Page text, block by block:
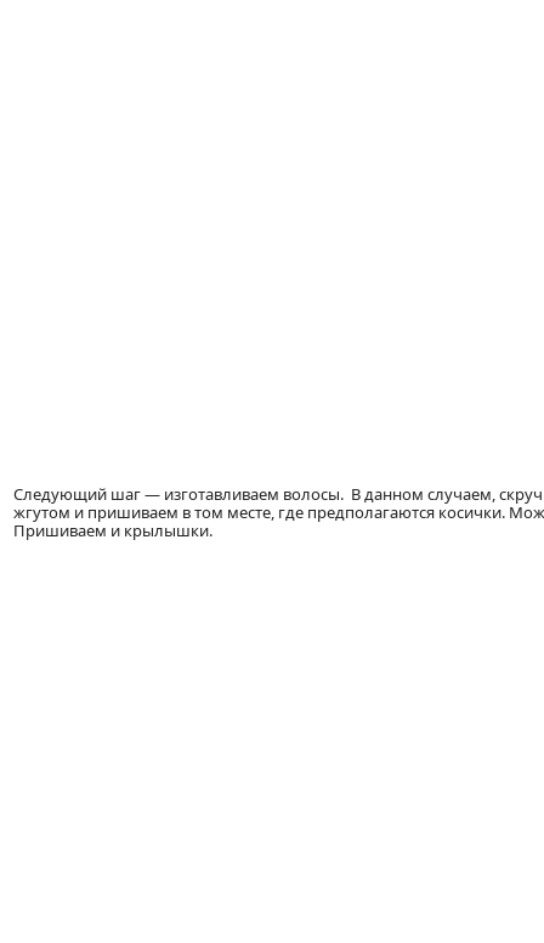
Следующий шаг — изготавливаем волосы. В данном случаем,
жгутом и пришиваем в том месте, где предполагаются косички.
Пришиваем и крылышки.